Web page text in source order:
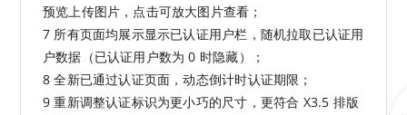
预览上传图片，点击可放大图片查看；
7 所有页面均展示显示已认证用户栏，随机拉取已认证用
户数据（已认证用户数为 0 时隐藏）；
8 全新已通过认证页面，动态倒计时认证期限；
9 重新调整认证标识为更小巧的尺寸，更符合 X3.5 排版